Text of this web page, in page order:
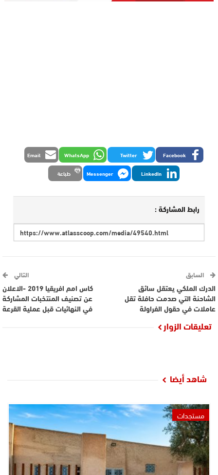
Facebook
Twitter
WhatsApp
Email
LinkedIn
Messenger طباعة
رابط المشاركة :
السابق
الدرك الملكي يعتقل سائق
الشاحنة التي صدمت حافلة تقل
عاملات في حقول الفراولة
التالي
كاس امم افريقيا 2019 -الاعلان
عن تصنيف المنتخبات المشاركة
في النهائيات قبل عملية القرعة
تعليقات الزوار
شاهد أيضا
مستجدات